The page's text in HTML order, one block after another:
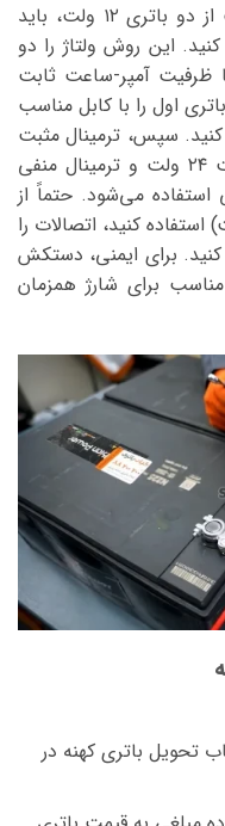
برای به دست آوردن خروجی ۲۴ ولت از دو باتری ۱۲ ولت، باید
این روش ولتاژ را دو
+ ۱۲ = ۲۴ ولت)، اما ظرفیت آمپر-ساعت ثابت
اول را با کابل مناسب
سپس، ترمینال مثبت
(+) باتری اول به عنوان خروجی مثبت ۲۴ ولت و ترمینال منفی
می‌شود. حتماً از
کنید، اتصالات را
کنید. برای ایمنی، دستکش
و از شارژر ۲۴ ولت مناسب برای شارژ همزمان
تحویل باتری کهنه در